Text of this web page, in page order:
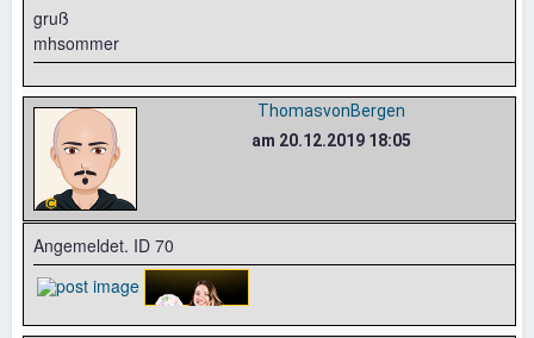
gruß
mhsommer
ThomasvonBergen
am 20.12.2019 18:05
Angemeldet. ID 70